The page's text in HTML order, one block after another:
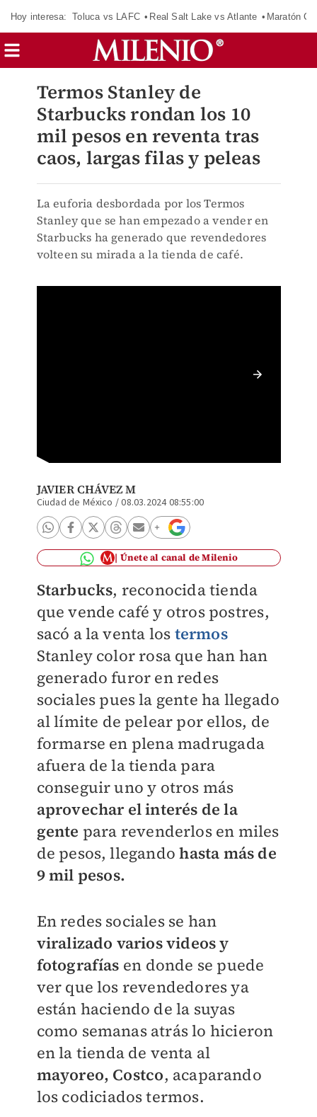
Hoy interesa: Toluca vs LAFC Real Salt Lake vs Atlante Maratón
Termos Stanley de
Starbucks rondan los 10
mil pesos en reventa tras
caos, largas filas y peleas
La euforia desbordada por los Termos
Stanley que se han empezado a vender en
Starbucks ha generado que revendedores
volteen su mirada a la tienda de café.
JAVIER CHÁVEZ M
Ciudad de México /08.03.2024 08:55:00
Únete al canal de Milenio
Starbucks, reconocida tienda
que vende café y otros postres,
sacó a la venta los termos
Stanley color rosa que han han
generado furor en redes
sociales pues la gente ha llegado
al límite de pelear por ellos, de
formarse en plena madrugada
afuera de la tienda para
conseguir uno y otros más
aprovechar el interés de la
gente para revenderlos en miles
de pesos, llegandohasta más de
9 mil pesos.
En redes sociales se han
viralizado varios videos y
fotografías en donde se puede
ver que los revendedores ya
están haciendo de la suyas
como semanas atrás lo hicieron
en la tienda de venta al
mayoreo, Costco, acaparando
los codiciados termos.